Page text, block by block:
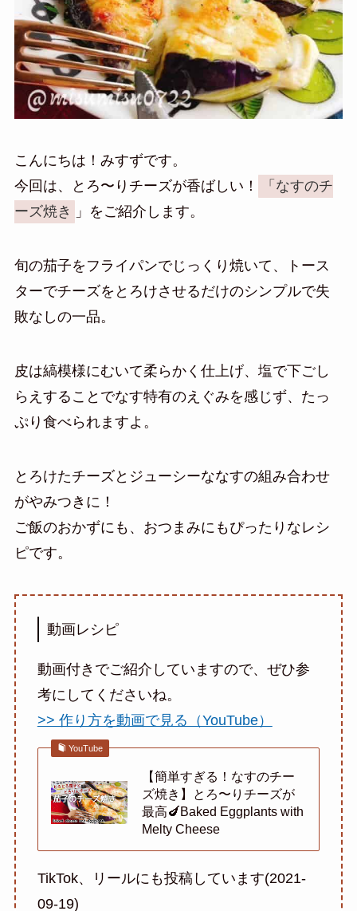
こんにちは！みすずです。
今回は、とろ〜りチーズが香ばしい！
「なすのチ
ーズ焼き
」をご紹介します。
旬の茄子をフライパンでじっくり焼いて、トース
ターでチーズをとろけさせるだけのシンプルで失
敗なしの一品。
皮は縞模様にむいて柔らかく仕上げ、塩で下ごし
らえすることでなす特有のえぐみを感じず、たっ
ぷり食べられますよ。
とろけたチーズとジューシーななすの組み合わせ
がやみつきに！
ご飯のおかずにも、おつまみにもぴったりなレシ
ピです。
動画レシピ
動画付きでご紹介していますので、ぜひ参
考にしてくださいね。
>> 作り方を動画で見る（YouTube）
YouTube
【簡単すぎる！なすのチー
ズ焼き】とろ〜りチーズが
最高🍆Baked Eggplants with
Melty Cheese
TikTok、リールにも投稿しています(2021-
09-19)